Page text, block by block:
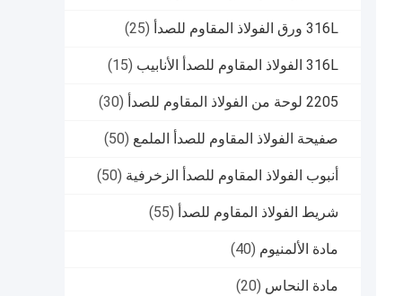
316L ورق الفولاذ المقاوم للصدأ (25)
316L الفولاذ المقاوم للصدأ الأنابيب (15)
2205 لوحة من الفولاذ المقاوم للصدأ (30)
صفيحة الفولاذ المقاوم للصدأ الملمع (50)
أنبوب الفولاذ المقاوم للصدأ الزخرفية (50)
شريط الفولاذ المقاوم للصدأ (55)
مادة الألمنيوم (40)
مادة النحاس (20)